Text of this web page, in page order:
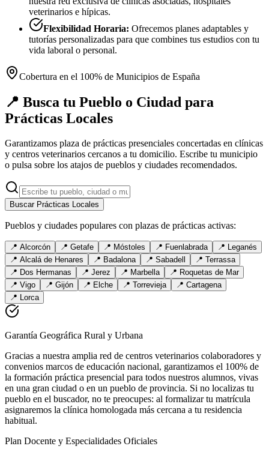
veterinarios e hípicas.
Flexibilidad Horaria: Ofrecemos planes adaptables y
tutorías personalizadas para que combines tus estudios con tu
vida laboral o personal.
Cobertura en el 100% de Municipios de España
📍 Busca tu Pueblo o Ciudad para
Prácticas Locales
Garantizamos plaza de prácticas presenciales concertadas en clínicas
y centros veterinarios cercanos a tu domicilio. Escribe tu municipio
o pulsa sobre los atajos de pueblos y ciudades recomendados.
Buscar Prácticas Locales
Pueblos y ciudades populares con plazas de prácticas activas:
📍 Alcorcón 📍 Getafe 📍 Móstoles 📍 Fuenlabrada 📍 Leganés
📍 Alcalá de Henares 📍 Badalona 📍 Sabadell 📍 Terrassa
📍 Dos Hermanas 📍 Jerez 📍 Marbella 📍 Roquetas de Mar
📍 Vigo 📍 Gijón 📍 Elche 📍 Torrevieja 📍 Cartagena
📍 Lorca
Garantía Geográfica Rural y Urbana
Gracias a nuestra amplia red de centros veterinarios colaboradores y
convenios marcos de educación nacional, garantizamos el 100% de
la formación práctica presencial para todos nuestros alumnos, vivas
en una gran ciudad o en un pueblo de provincia. Si no localizas tu
pueblo en el buscador, no te preocupes: al formalizar tu matrícula
asignaremos la clínica homologada más cercana a tu residencia
habitual.
Plan Docente y Especialidades Oficiales